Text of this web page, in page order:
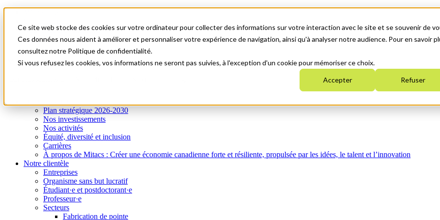
Ce site web stocke des cookies sur votre ordinateur pour collecter des informations sur votre interaction avec le site et se souvenir de
Ces données nous aident à améliorer et personnaliser votre expérience de navigation, ainsi qu'à analyser notre audience. Pour en savoir
consultez notre Politique de confidentialité.
Si vous refusez les cookies, vos informations ne seront pas suivies, à l'exception d'un cookie pour mémoriser ce choix.
Accepter Refuser
Nouvelles et événements
English
Commençons!
Menu A0
Plan stratégique 2026-2030
Nos investissements
Nos activités
Équité, diversité et inclusion
Carrières
À propos de Mitacs : Créer une économie canadienne forte et résiliente, propulsée par les idées, le talent et l’innovation
Notre clientèle
Entreprises
Organisme sans but lucratif
Étudiant·e et postdoctorant·e
Professeur·e
Secteurs
Fabrication de pointe